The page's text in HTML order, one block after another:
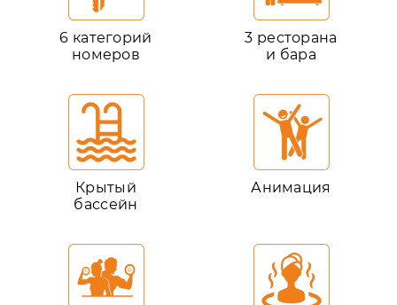
6 категорий
номеров
3 ресторана
и бара
Крытый
бассейн
Анимация